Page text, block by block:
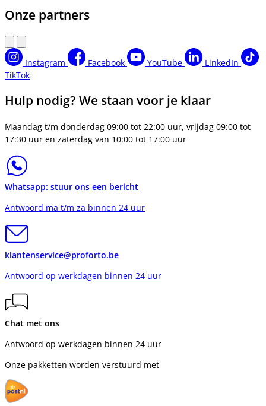
Onze partners
Instagram Facebook YouTube
LinkedIn
TikTok
Hulp nodig? We staan voor je klaar
Maandag t/m donderdag 09:00 tot 22:00 uur, vrijdag 09:00 tot
17:30 uur en zaterdag van 10:00 tot 17:00 uur
Whatsapp: stuur ons een bericht
Antwoord ma t/m za binnen 24 uur
klantenservice@proforto.be
Antwoord op werkdagen binnen 24 uur
Chat met ons
Antwoord op werkdagen binnen 24 uur
Onze pakketten worden verstuurd met